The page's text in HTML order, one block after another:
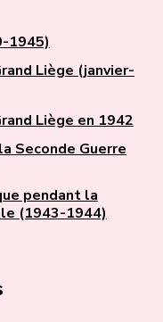
1945)
Liège (janvier-
Liège en 1942
Seconde Guerre
pendant la
(1943-1944)